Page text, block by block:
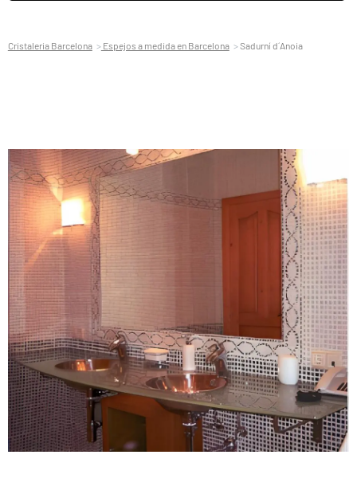
Cristaleria Barcelona Espejos a medida en Barcelona Sadurní d´Anoia